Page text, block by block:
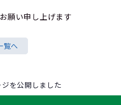
願い申し上げます
覧へ
を公開しました